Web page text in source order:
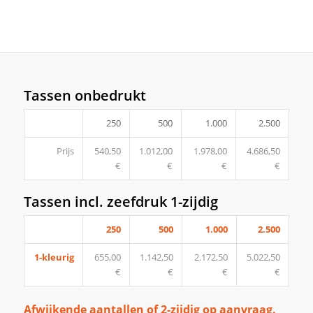
Tassen onbedrukt
250 500 1.000 2.500
Prijs
540,50
€
1.012,00
€
1.978,00
€
4.686,50
€
Tassen incl. zeefdruk 1-zijdig
250 500 1.000 2.500
1-kleurig
655,00
€
1.142,50
€
2.172,50
€
5.022,50
€
Afwijkende aantallen of 2-zijdig op aanvraag.